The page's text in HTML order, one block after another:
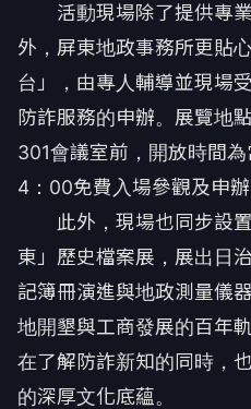
活動現場除了提供專業
外，屏東地政事務所更貼
台」，由專人輔導並現場
防詐服務的申辦。展覽地
301會議室前，開放時間
4：00免費入場參觀及申辦
此外，現場也同步設置
東」歷史檔案展，展出日
記簿冊演進與地政測量儀
地開墾與工商發展的百年
在了解防詐新知的同時，
的深厚文化底蘊。